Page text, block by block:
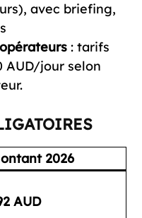
avec briefing,
: tarifs
AUD/jour selon
2026
AUD